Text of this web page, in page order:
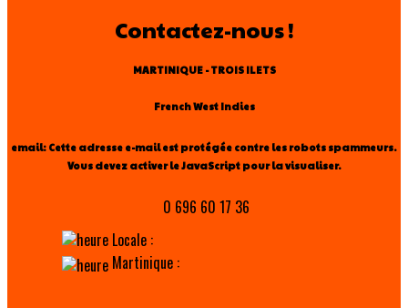
Contactez-nous !
MARTINIQUE - TROIS ILETS
French West Indies
email: Cette adresse e-mail est protégée contre les robots spammeurs.
Vous devez activer le JavaScript pour la visualiser.
0 696 60 17 36
Locale :
Martinique :